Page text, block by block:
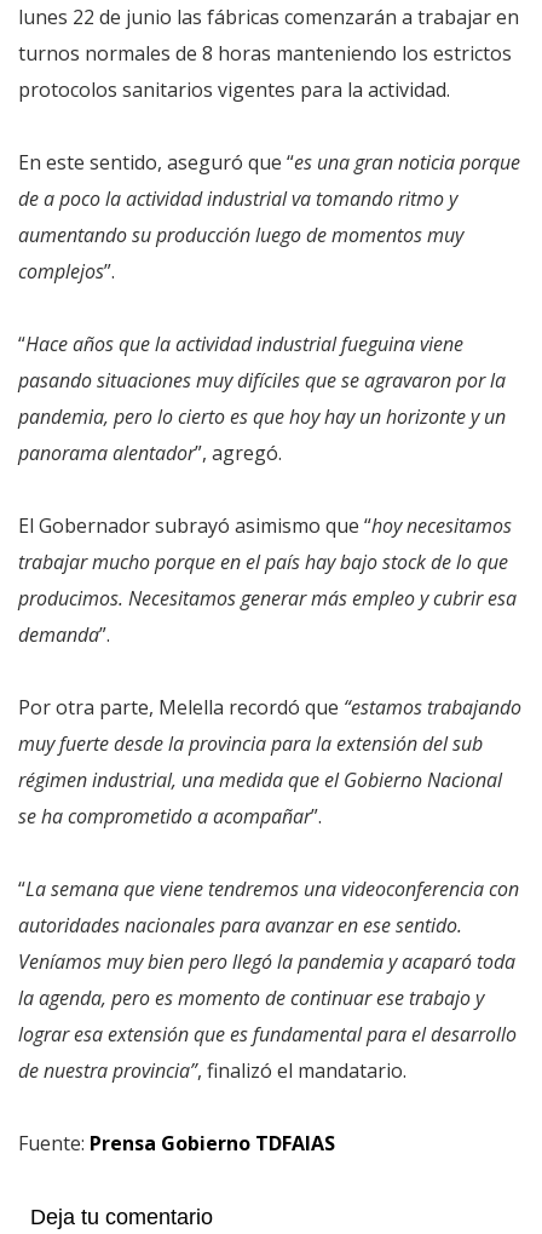
lunes 22 de junio las fábricas comenzarán a trabajar en
turnos normales de 8 horas manteniendo los estrictos
protocolos sanitarios vigentes para la actividad.
En este sentido, aseguró que “es una gran noticia porque
de a poco la actividad industrial va tomando ritmo y
aumentando su producción luego de momentos muy
complejos”.
“Hace años que la actividad industrial fueguina viene
pasando situaciones muy difíciles que se agravaron por la
pandemia, pero lo cierto es que hoy hay un horizonte y un
panorama alentador”, agregó.
El Gobernador subrayó asimismo que “hoy necesitamos
trabajar mucho porque en el país hay bajo stock de lo que
producimos. Necesitamos generar más empleo y cubrir esa
demanda”.
Por otra parte, Melella recordó que “estamos trabajando
muy fuerte desde la provincia para la extensión del sub
régimen industrial, una medida que el Gobierno Nacional
se ha comprometido a acompañar”.
“La semana que viene tendremos una videoconferencia con
autoridades nacionales para avanzar en ese sentido.
Veníamos muy bien pero llegó la pandemia y acaparó toda
la agenda, pero es momento de continuar ese trabajo y
lograr esa extensión que es fundamental para el desarrollo
de nuestra provincia”, finalizó el mandatario.
Fuente: Prensa Gobierno TDFAIAS
Deja tu comentario